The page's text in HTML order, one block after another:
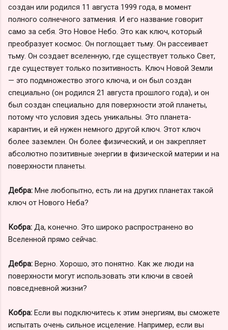
создан или родился 11 августа 1999 года, в момент
полного солнечного затмения. И его название говорит
само за себя. Это Новое Небо. Это как ключ, который
преобразует космос. Он поглощает тьму. Он рассеивает
тьму. Он создает вселенную, где существует только Свет,
где существует только позитивность. Ключ Новой Земли
— это подмножество этого ключа, и он был создан
специально (он родился 21 августа прошлого года), и он
был создан специально для поверхности этой планеты,
потому что условия здесь уникальны. Это планета-
карантин, и ей нужен немного другой ключ. Этот ключ
более заземлен. Он более физический, и он закрепляет
абсолютно позитивные энергии в физической материи и на
поверхности планеты.
Дебра: Мне любопытно, есть ли на других планетах такой
ключ от Нового Неба?
Кобра: Да, конечно. Это широко распространено во
Вселенной прямо сейчас.
Дебра: Верно. Хорошо, это понятно. Как же люди на
поверхности могут использовать эти ключи в своей
повседневной жизни?
Кобра: Если вы подключитесь к этим энергиям, вы сможете
испытать очень сильное исцеление. Например, если вы